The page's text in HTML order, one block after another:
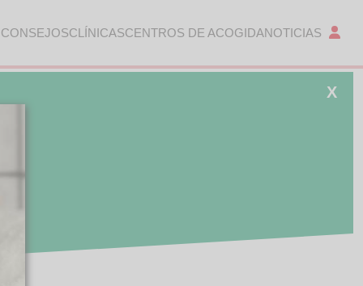
CLÍNICASCENTROS DE ACOGIDANOTICIAS
X